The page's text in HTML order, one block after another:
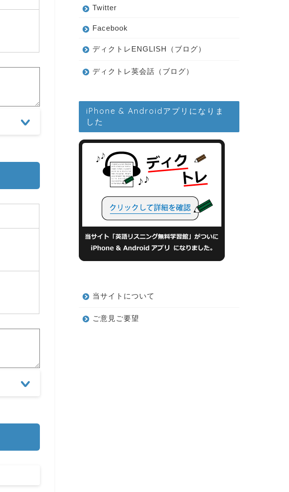
Twitter
Facebook
ディクトレENGLISH（ブログ）
ディクトレ英会話（ブログ）
iPhone & Androidアプリになりま
した
当サイトについて
ご意見ご要望